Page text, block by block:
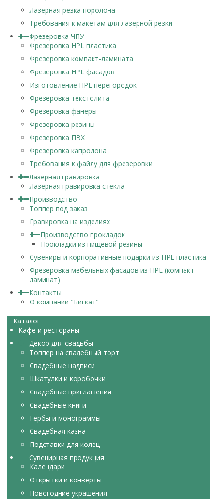
Лазерная резка поролона
Требования к макетам для лазерной резки
Фрезеровка ЧПУ
Фрезеровка HPL пластика
Фрезеровка компакт-ламината
Фрезеровка HPL фасадов
Изготовление HPL перегородок
Фрезеровка текстолита
Фрезеровка фанеры
Фрезеровка резины
Фрезеровка ПВХ
Фрезеровка капролона
Требования к файлу для фрезеровки
Лазерная гравировка
Лазерная гравировка стекла
Производство
Топпер под заказ
Гравировка на изделиях
Производство прокладок
Прокладки из пищевой резины
Сувениры и корпоративные подарки из HPL пластика
Фрезеровка мебельных фасадов из HPL (компакт-
ламинат)
Контакты
О компании "Бигкат"
Каталог
Кафе и рестораны
Декор для свадьбы
Топпер на свадебный торт
Свадебные надписи
Шкатулки и коробочки
Свадебные приглашения
Свадебные книги
Гербы и монограммы
Свадебная казна
Подставки для колец
Сувенирная продукция
Календари
Открытки и конверты
Новогодние украшения